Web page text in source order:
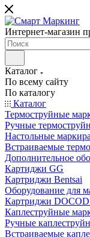
Интернет-магазин
Каталог
По всему сайту
По каталогу
Каталог
Термоструйные
Ручные
Настольные
Встраиваемые
Дополнительное
Картиджи GG
Картриджи Bentsai
Оборудование для
Картриджи
Каплеструйные
Ручные
Встраиваемые